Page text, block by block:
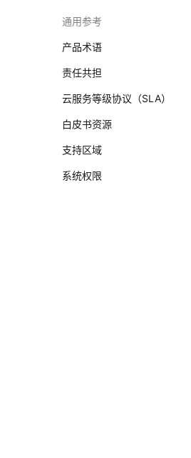
通用参考
产品术语
责任共担
云服务等级协议（SLA）
白皮书资源
支持区域
系统权限